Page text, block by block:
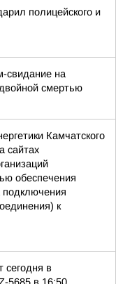
полицейского и
свидание на
смертью
Камчатского
сайтах
обеспечения
подключения
к
сегодня в